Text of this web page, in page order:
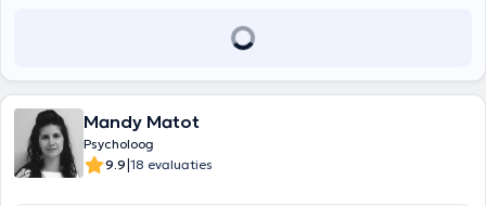
Mandy Matot
Psycholoog
9.9|18 evaluaties